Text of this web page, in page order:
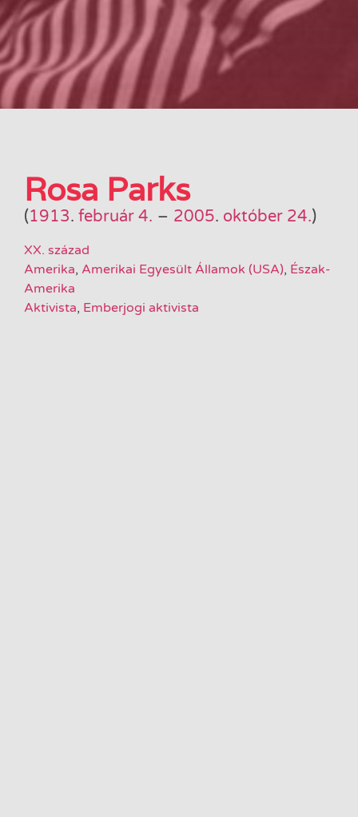
Rosa Parks
(1913. február 4. – 2005. október 24.)
XX. század
Amerika, Amerikai Egyesült Államok (USA), Észak-
Amerika
Aktivista, Emberjogi aktivista